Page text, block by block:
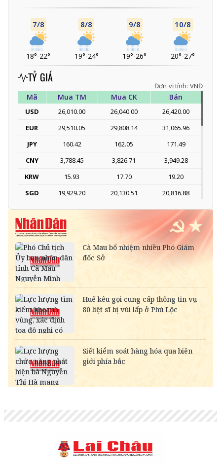
7/8
18°-22°
8/8
19°-24°
9/8
19°-26°
10/8
20°-27°
TỶ GIÁ
Đơn vị tính: VNĐ
Mã Mua TM Mua CK Bán
USD 26,010.00 26,040.00
26,420.00
EUR
29,510.05 29,808.14
31,065.96
JPY
160.42 162.05
171.49
CNY
3,788.45 3,826.71
3,949.28
KRW
15.93 17.70
19.20
SGD
19,929.20 20,130.51
20,816.88
DKK
- 3,977.16
4,129.26
THB
810.22
SEK
2,709.10
2,823.98
SAR
-
RUB
NOK
- 2,696.08
2,810.41
MYR
6,349.52
6,487.68
KWD
CAD
18,244.67 18,428.96
19,019.23
CHF
31,643.07 31,962.69
32,986.44
INR
HKD
3,249.71 3,282.53
3,408.07